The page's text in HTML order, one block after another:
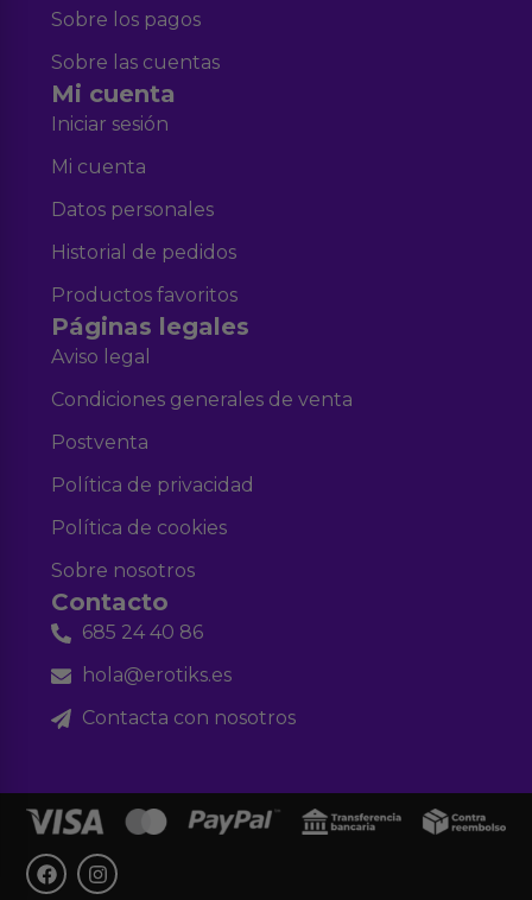
Sobre los pagos
Sobre las cuentas
Mi cuenta
Iniciar sesión
Mi cuenta
Datos personales
Historial de pedidos
Productos favoritos
Páginas legales
Aviso legal
Condiciones generales de venta
Postventa
Política de privacidad
Política de cookies
Sobre nosotros
Contacto
685 24 40 86
hola@erotiks.es
Contacta con nosotros
F
a
I
n